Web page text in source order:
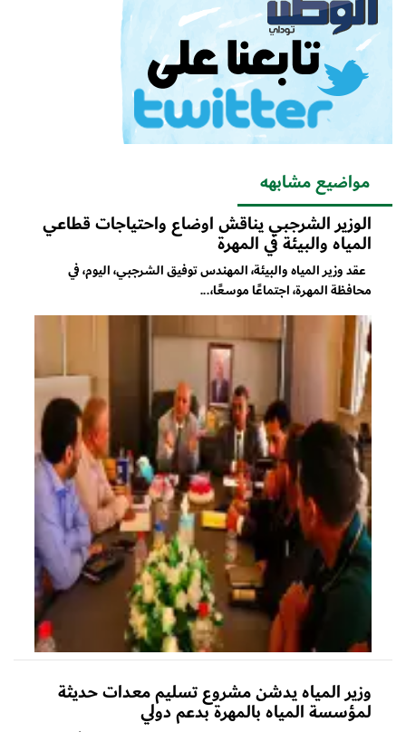
مواضيع مشابهه
الوزير الشرجبي يناقش اوضاع واحتياجات قطاعي
المياه والبيئة في المهرة
عقد وزير المياه والبيئة، المهندس توفيق الشرجبي، اليوم، في
محافظة المهرة، اجتماعًا موسعًا،...
وزير المياه يدشن مشروع تسليم معدات حديثة
لمؤسسة المياه بالمهرة بدعم دولي